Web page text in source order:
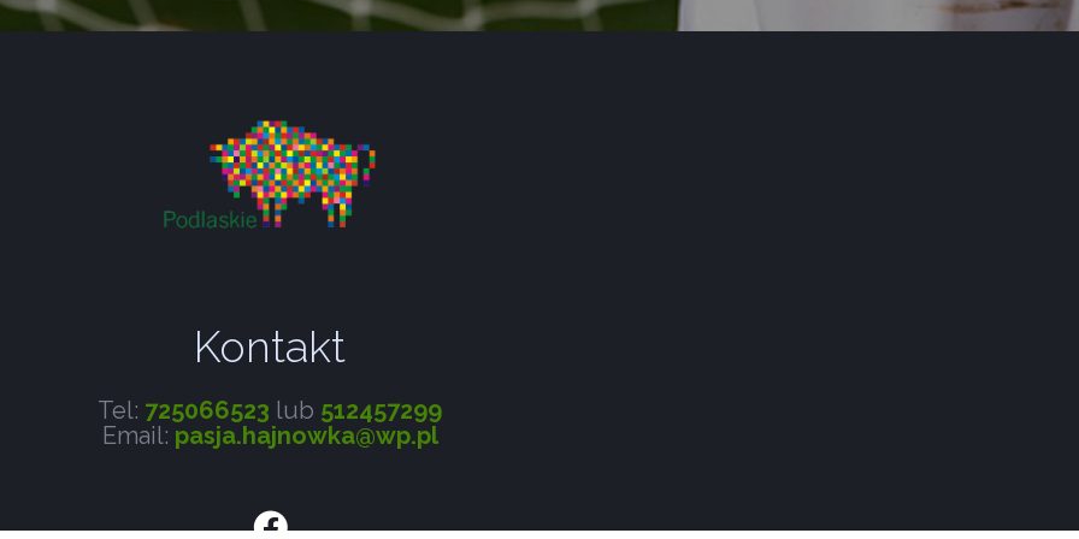
Kontakt
Tel: 725066523 lub 512457299
Email: pasja.hajnowka@wp.pl
Facebook